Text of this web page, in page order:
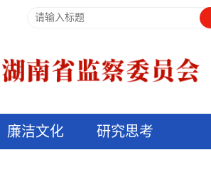
廉洁文化 研究思考